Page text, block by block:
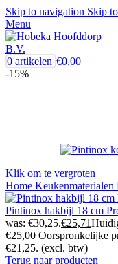
Skip to navigation Skip
Menu
0 artikelen €0,00
-15%
Klik om te vergroten
Home Keukenmaterialen
Pintinox hakbijl 18 cm
was: €30,25.€25,71
€25,00 Oorspronkelijke
€21,25. (excl. btw)
Terug naar producten